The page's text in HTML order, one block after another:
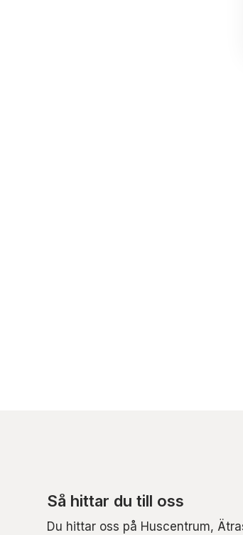
Så hittar du till oss
Du hittar oss på Huscentrum,